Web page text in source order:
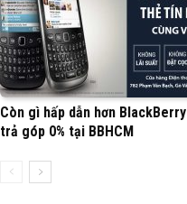
Còn gì hấp dẫn hơn BlackBerry
trả góp 0% tại BBHCM